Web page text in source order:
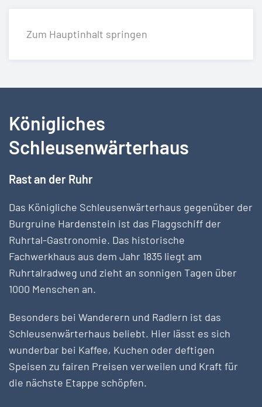
Zum Hauptinhalt springen
Königliches
Schleusenwärterhaus
Rast an der Ruhr
Das Königliche Schleusenwärterhaus gegenüber der
Burgruine Hardenstein ist das Flaggschiff der
Ruhrtal-Gastronomie. Das historische
Fachwerkhaus aus dem Jahr 1835 liegt am
Ruhrtalradweg und zieht an sonnigen Tagen über
1000 Menschen an.
Besonders bei Wanderern und Radlern ist das
Schleusenwärterhaus beliebt. Hier lässt es sich
wunderbar bei Kaffee, Kuchen oder deftigen
Speisen zu fairen Preisen verweilen und Kraft für
die nächste Etappe schöpfen.